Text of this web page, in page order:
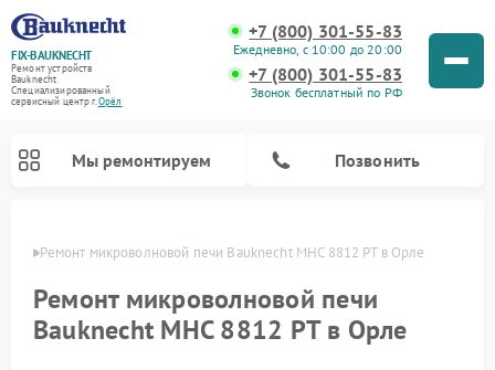
FIX-BAUKNECHT
Ремонт устройств
Bauknecht
Специализированный
cервисный центр г.Орёл
+7 (800) 301-55-83
Ежедневно, с 10:00 до 20:00
+7 (800) 301-55-83
Звонок бесплатный по РФ
Мы ремонтируем Позвонить
Ремонт микроволновой печи Bauknecht MHC 8812 PT в Орле
Ремонт микроволновой печи
Bauknecht MHC 8812 PT в Орле